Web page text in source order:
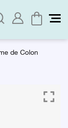
de Colon